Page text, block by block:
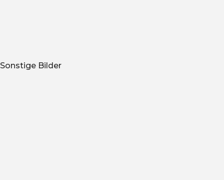
Sonstige Bilder